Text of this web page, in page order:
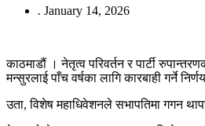
. January 14, 2026
काठमाडौं । नेतृत्व परिवर्तन र पार्टी
मन्सुरलाई पाँच वर्षका लागि कारबाही गर्ने
उता, विशेष महाधिवेशनले सभापतिमा गगन